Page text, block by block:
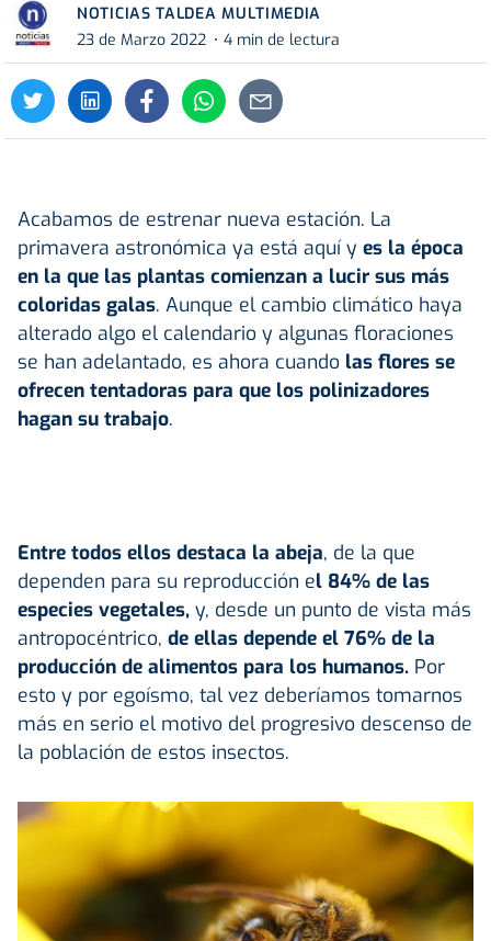
NOTICIAS TALDEA MULTIMEDIA
23 de Marzo 2022
4 min de lectura
Acabamos de estrenar nueva estación. La
primavera astronómica ya está aquí y es la época
en la que las plantas comienzan a lucir sus más
coloridas galas. Aunque el cambio climático haya
alterado algo el calendario y algunas floraciones
se han adelantado, es ahora cuando las flores se
ofrecen tentadoras para que los polinizadores
hagan su trabajo.
Entre todos ellos destaca la abeja, de la que
dependen para su reproducción el 84% de las
especies vegetales, y, desde un punto de vista más
antropocéntrico, de ellas depende el 76% de la
producción de alimentos para los humanos. Por
esto y por egoísmo, tal vez deberíamos tomarnos
más en serio el motivo del progresivo descenso de
la población de estos insectos.